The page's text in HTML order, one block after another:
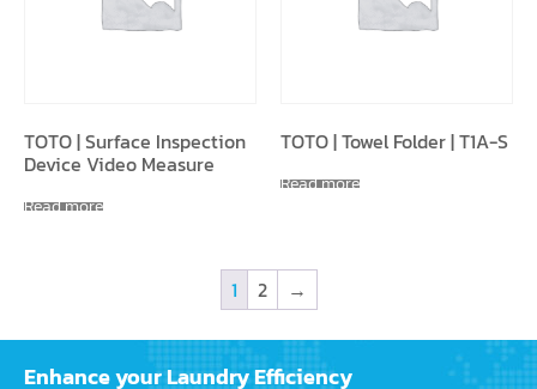
TOTO | Surface Inspection
Device Video Measure
Read more
TOTO | Towel Folder | T1A-S
Read more
1 2 →
Enhance your Laundry Efficiency